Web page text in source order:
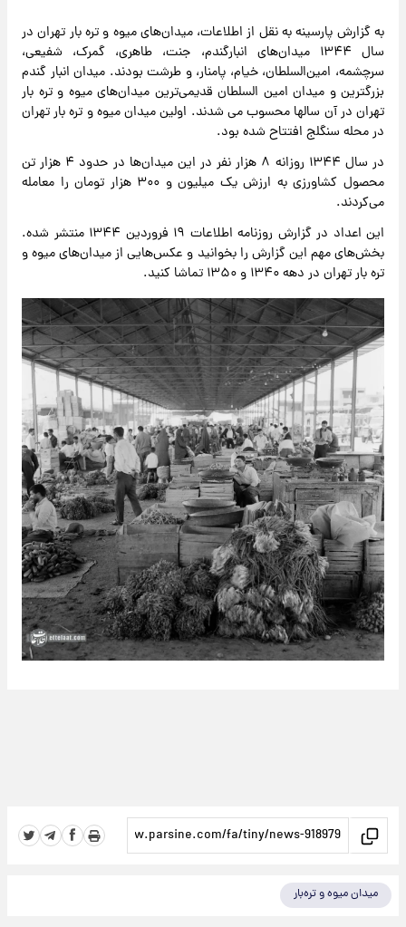
به گزارش پارسینه به نقل از اطلاعات، میدان‌های میوه و تره بار تهران در
سال ۱۳۴۴ میدان‌های انبارگندم، جنت، طاهری، گمرک، شفیعی،
سرچشمه، امین‌السلطان، خیام، پامنار، و طرشت بودند. میدان انبار گندم
بزرگترین و میدان امین السلطان قدیمی‌ترین میدان‌های میوه و تره بار
تهران در آن سالها محسوب می شدند. اولین میدان میوه و تره بار تهران
در محله سنگلج افتتاح شده بود.
در سال ۱۳۴۴ روزانه ۸ هزار نفر در این میدان‌ها در حدود ۴ هزار تن
محصول کشاورزی به ارزش یک میلیون و ۳۰۰ هزار تومان را معامله
می‌کردند.
این اعداد در گزارش روزنامه اطلاعات ۱۹ فروردین ۱۳۴۴ منتشر شده.
بخش‌های مهم این گزارش را بخوانید و عکس‌هایی از میدان‌های میوه و
تره بار تهران در دهه ۱۳۴۰ و ۱۳۵۰ تماشا کنید.
میدان میوه و تره‌بار